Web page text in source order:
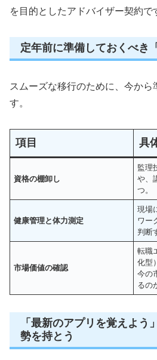
を目的としたアドバイザー契約で
定年前に準備しておくべき
スムーズな移行のために、今か
す。
項目 具
資格の棚卸し
監理
や、
つ。
健康管理と体力測定
現場
ワー
判断
市場価値の確認
転職
化型
今の
るの
「最新のアプリを覚えよう
勢を持とう